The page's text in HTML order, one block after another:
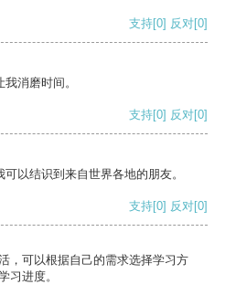
支持[0] 反对[0]
消磨时间。
支持[0] 反对[0]
以结识到来自世界各地的朋友。
支持[0] 反对[0]
，可以根据自己的需求选择学习方
习进度。